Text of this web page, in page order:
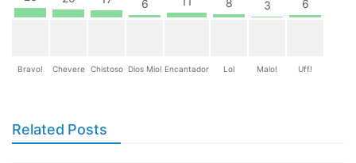
Bravo! Chevere Chistoso
6
Dios Mio! Encantador Lol
3
Malo!
6
Uff!
Related Posts